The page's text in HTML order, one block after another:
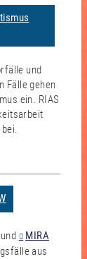
und
Fälle gehen
ein. RIAS
und
MIRA
aus